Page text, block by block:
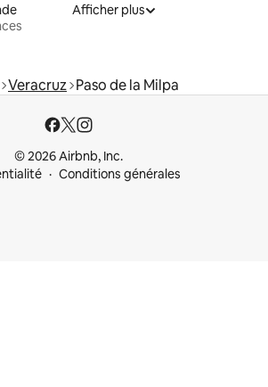
Afficher plus
Veracruz Paso de la Milpa
© 2026 Airbnb, Inc.
Conditions générales